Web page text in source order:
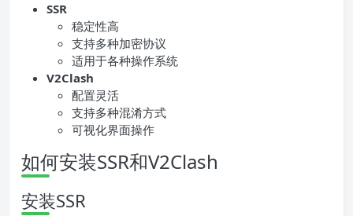
SSR
稳定性高
支持多种加密协议
适用于各种操作系统
V2Clash
配置灵活
支持多种混淆方式
可视化界面操作
如何安装SSR和V2Clash
安装SSR